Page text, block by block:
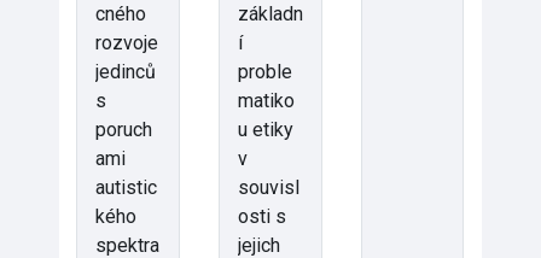
cného
rozvoje
jedinců
s
poruch
ami
autistic
kého
spektra
základn
í
proble
matiko
u etiky
v
souvisl
osti s
jejich